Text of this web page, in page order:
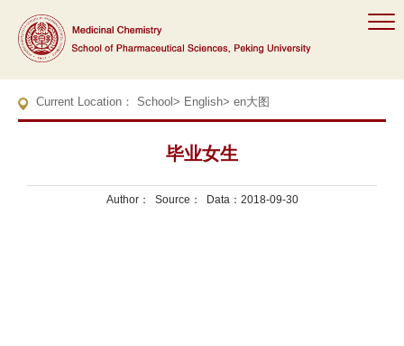
Current Location： School> English> en大图
毕业女生
Author： Source： Data：2018-09-30